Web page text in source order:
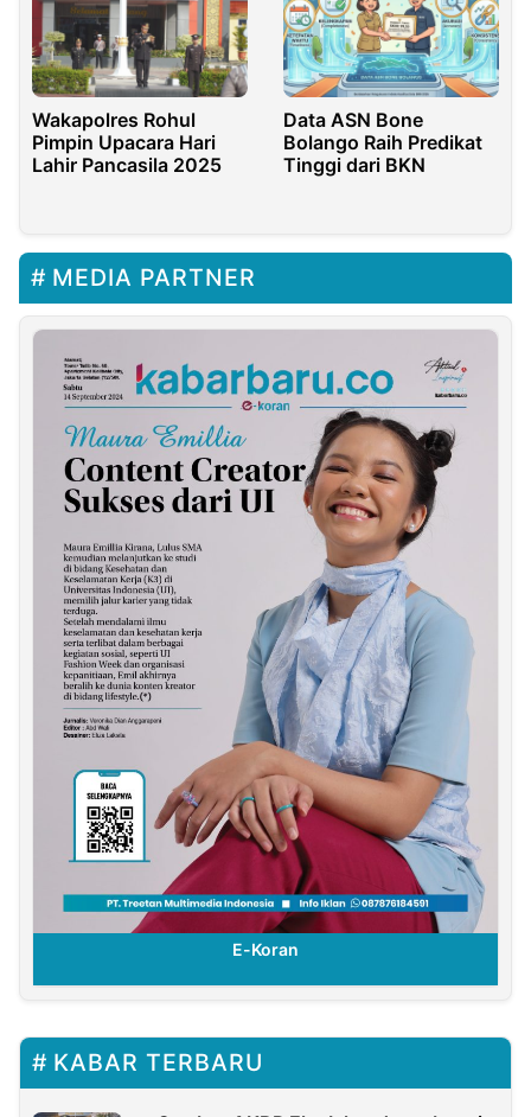
Wakapolres Rohul
Pimpin Upacara Hari
Lahir Pancasila 2025
Data ASN Bone
Bolango Raih Predikat
Tinggi dari BKN
MEDIA PARTNER
E-Koran
KABAR TERBARU